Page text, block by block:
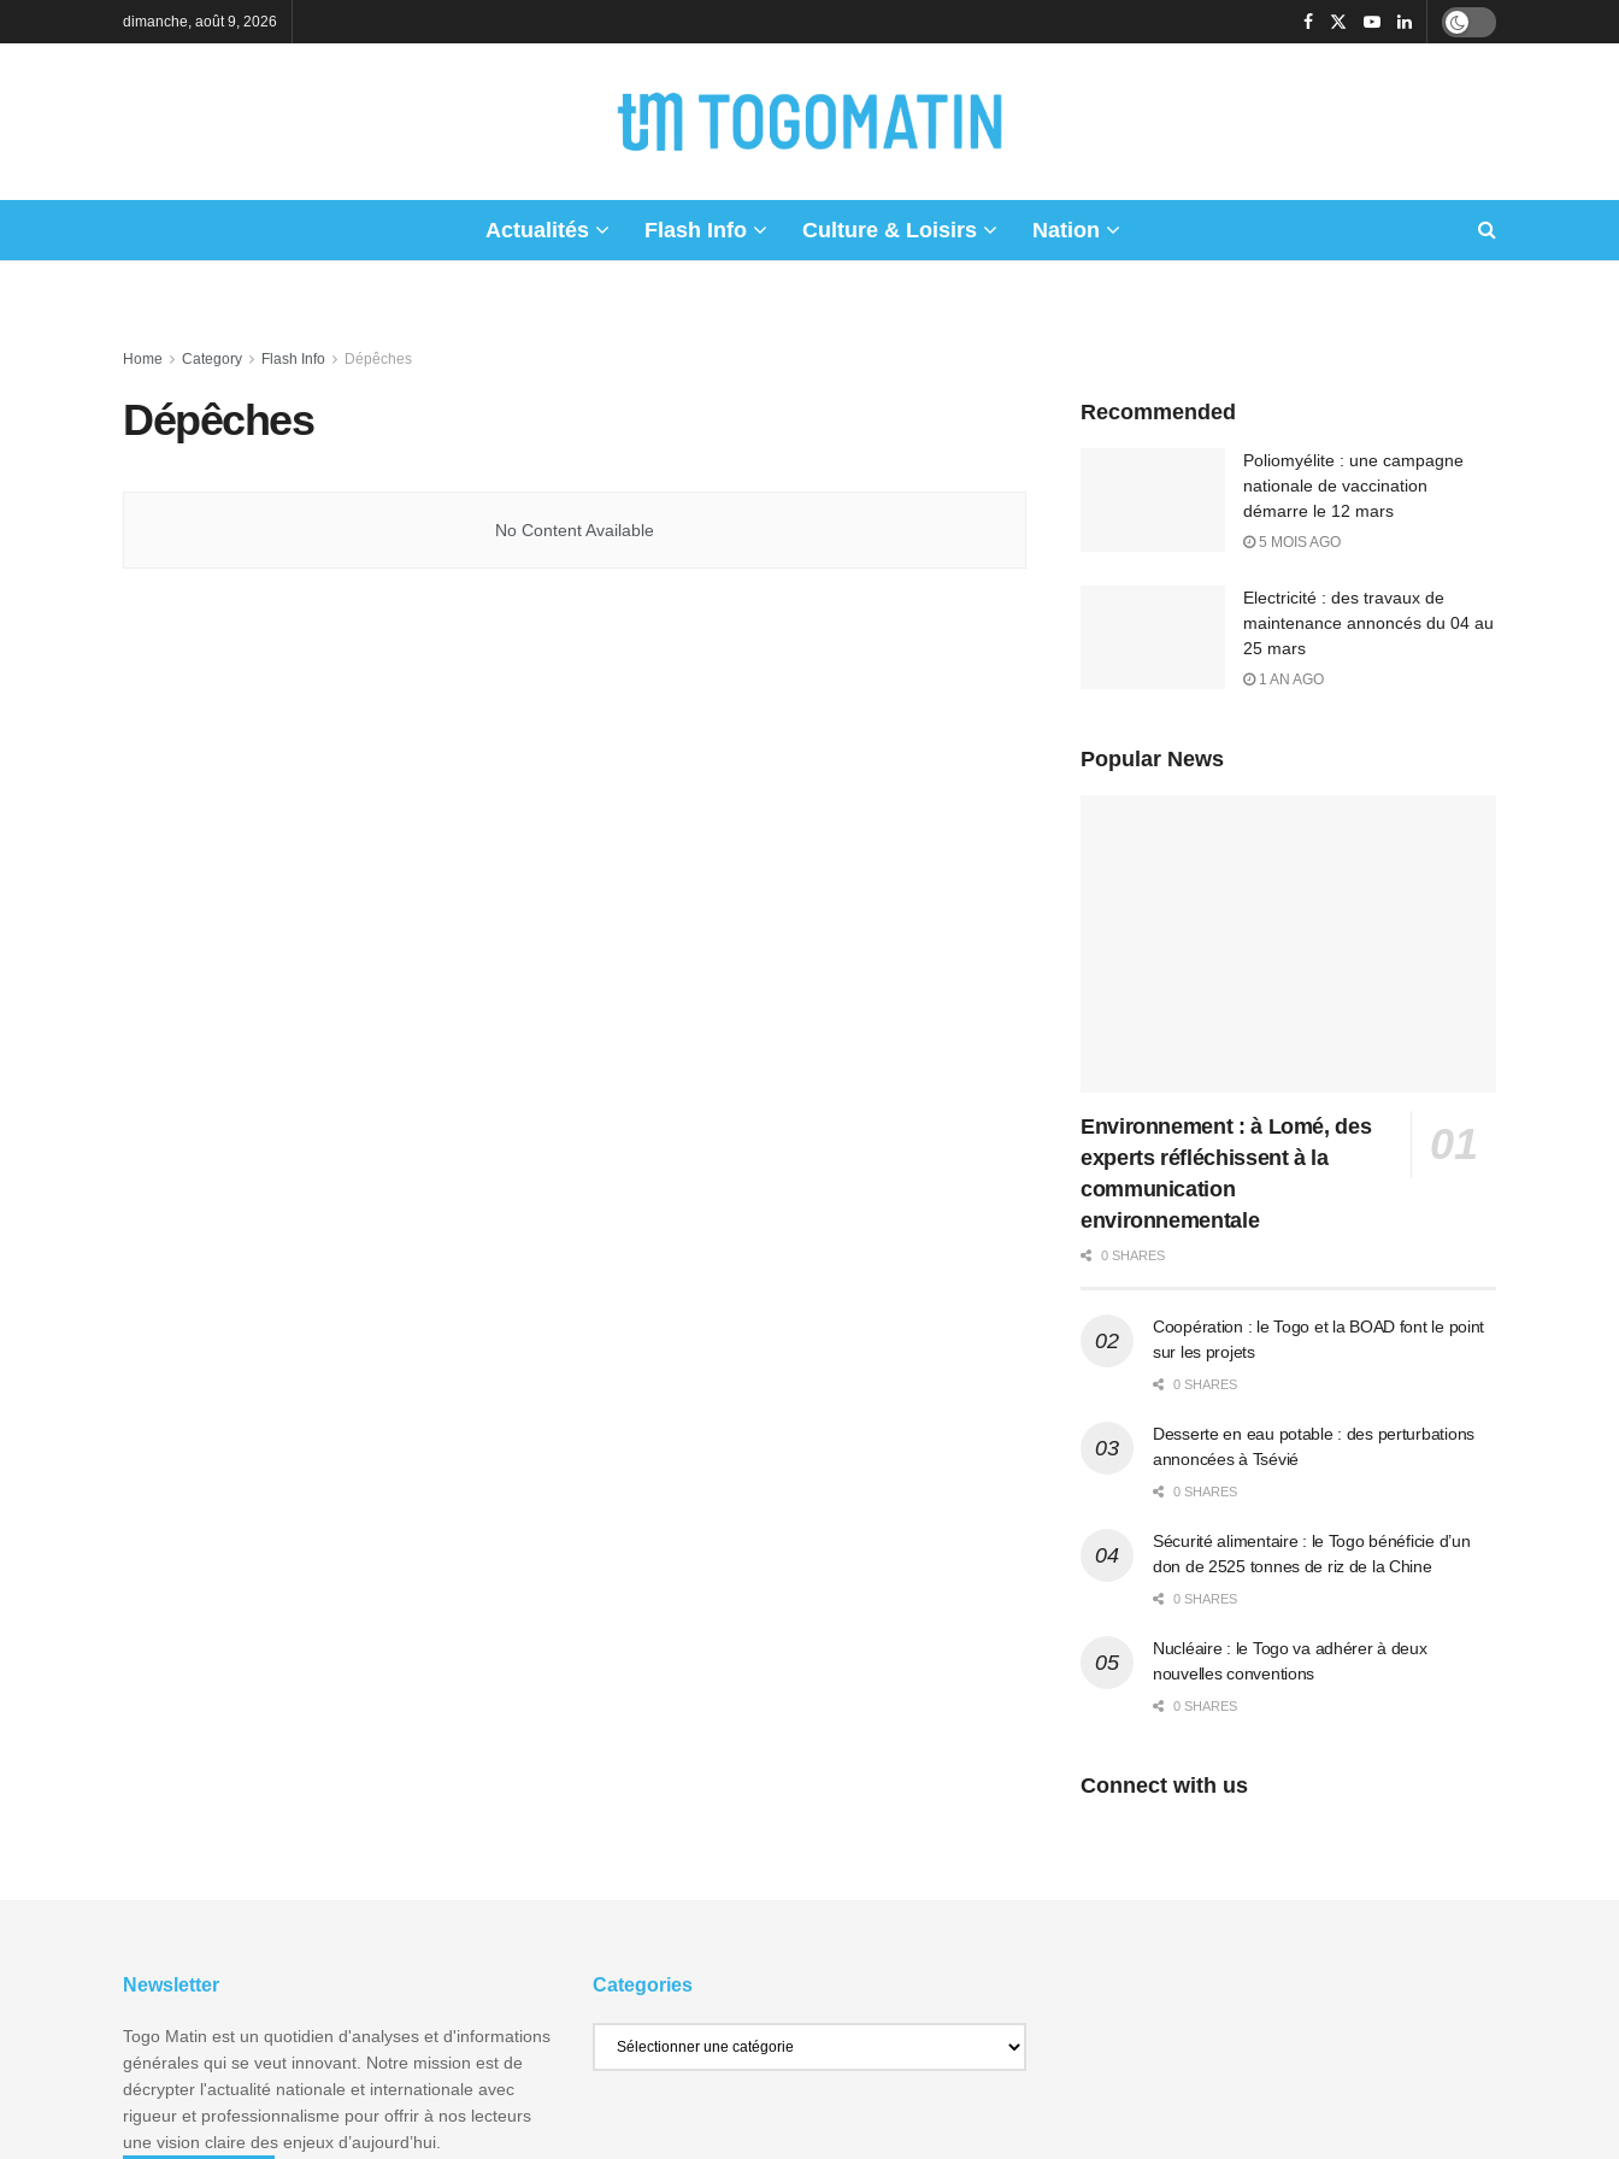
dimanche, août 9, 2026
Actualités Flash Info Culture & Loisirs Nation
Home Category Flash Info Dépêches
Dépêches
No Content Available
Recommended
Poliomyélite : une campagne
nationale de vaccination
démarre le 12 mars
5 MOIS AGO
Electricité : des travaux de
maintenance annoncés du 04 au
25 mars
1 AN AGO
Popular News
Environnement : à Lomé, des
experts réfléchissent à la
communication
environnementale
0 SHARES
Coopération : le Togo et la BOAD font le point
sur les projets
0 SHARES
Desserte en eau potable : des perturbations
annoncées à Tsévié
0 SHARES
Sécurité alimentaire : le Togo bénéficie d’un
don de 2525 tonnes de riz de la Chine
0 SHARES
Nucléaire : le Togo va adhérer à deux
nouvelles conventions
0 SHARES
Connect with us
Newsletter
Togo Matin est un quotidien d'analyses et d'informations
générales qui se veut innovant. Notre mission est de
décrypter l'actualité nationale et internationale avec
rigueur et professionnalisme pour offrir à nos lecteurs
une vision claire des enjeux d’aujourd’hui.
Categories